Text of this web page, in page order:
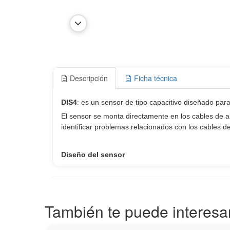
Descripción Ficha técnica
También te puede